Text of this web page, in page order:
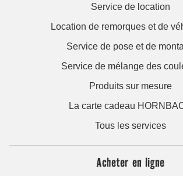
Service de location
Location de remorques et de
Service de pose et de
Service de mélange des
Produits sur mesure
La carte cadeau
Tous les services
Acheter en ligne